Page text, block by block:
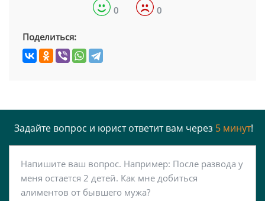
0 0
Поделиться:
Задайте вопрос и юрист ответит вам через 5 минут!